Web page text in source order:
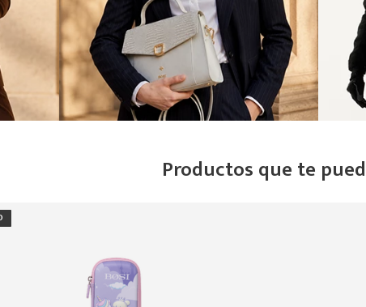
Productos que te